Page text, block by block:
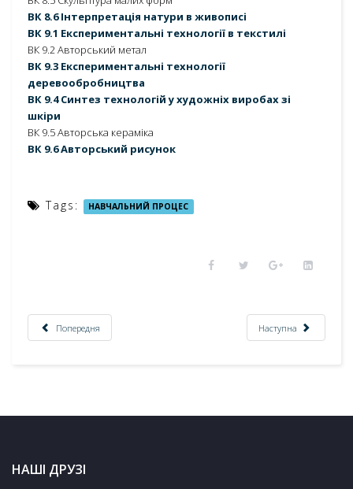
ВК 8.6 Інтерпретація натури в живописі
ВК 9.1 Експериментальні технології в текстилі
ВК 9.2 Авторський метал
ВК 9.3 Експериментальні технології
деревообробництва
ВК 9.4 Синтез технологій у художніх виробах зі
шкіри
ВК 9.5 Авторська кераміка
ВК 9.6 Авторський рисунок
Tags: НАВЧАЛЬНИЙ ПРОЦЕС
Попередня Наступна
НАШІ ДРУЗІ